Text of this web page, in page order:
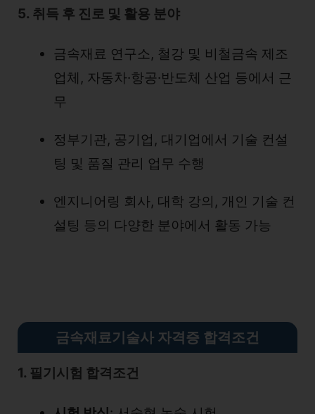
5. 취득 후 진로 및 활용 분야
금속재료 연구소, 철강 및 비철금속 제조
업체, 자동차·항공·반도체 산업 등에서 근
무
정부기관, 공기업, 대기업에서 기술 컨설
팅 및 품질 관리 업무 수행
엔지니어링 회사, 대학 강의, 개인 기술 컨
설팅 등의 다양한 분야에서 활동 가능
금속재료기술사 자격증 합격조건
1. 필기시험 합격조건